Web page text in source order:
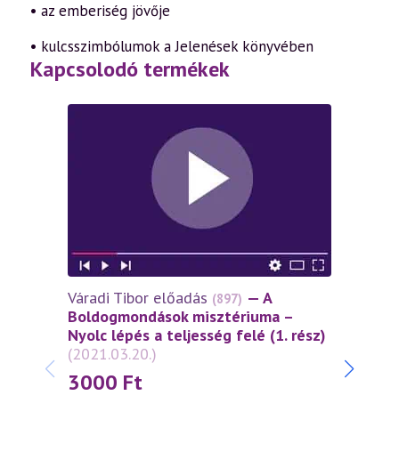
• az emberiség jövője
• kulcsszimbólumok a Jelenések könyvében
Kapcsolodó termékek
Váradi Tibor előadás (897) — A
Boldogmondások misztériuma –
Nyolc lépés a teljesség felé (1. rész)
(2021.03.20.)
3000 Ft